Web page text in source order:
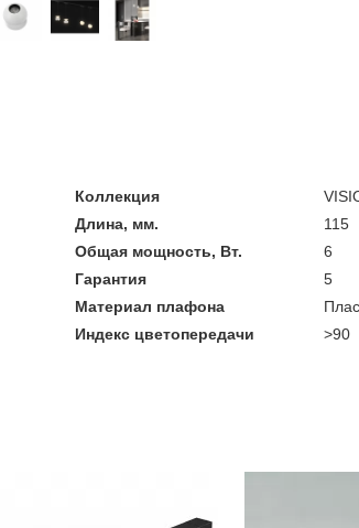
Коллекция
Длина, мм.
115
Общая мощность, Вт.
6
Гарантия
5
Материал плафона
Индекс цветопередачи
>90